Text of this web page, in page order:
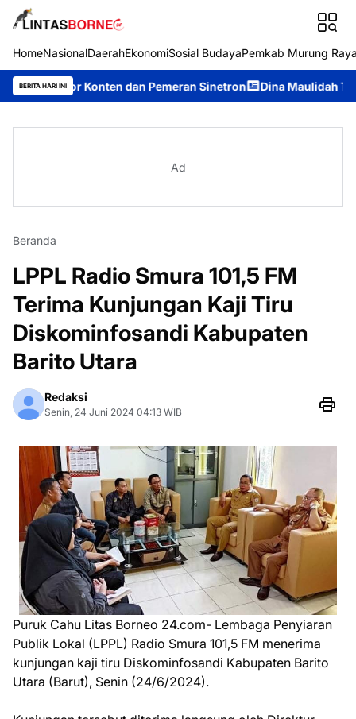
HomeNasionalDaerahEkonomiSosial BudayaPemkab Murung
BERITA HARI INI
Konten dan Pemeran Sinetron Dina Maulidah Terpilih
Ad
Beranda
LPPL Radio Smura 101,5 FM
Terima Kunjungan Kaji Tiru
Diskominfosandi Kabupaten
Barito Utara
Redaksi
Senin, 24 Juni 2024 04:13 WIB
Puruk Cahu Litas Borneo 24.com- Lembaga Penyiaran
Publik Lokal (LPPL) Radio Smura 101,5 FM menerima
kunjungan kaji tiru Diskominfosandi Kabupaten Barito
Utara (Barut), Senin (24/6/2024).